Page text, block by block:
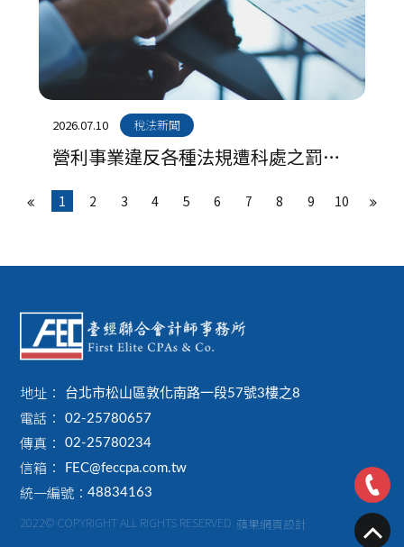
2026.07.10 稅法新聞
營利事業違反各種法規遭科處之罰
鍰，不得列報費用或損失
1 2 3 4 5 6 7 8 9 10
地址： 台北市松山區敦化南路一段57號3樓之8
電話： 02-25780657
傳真： 02-25780234
信箱： FEC@feccpa.com.tw
統一編號：48834163
2022© COPYRIGHT ALL RIGHTS RESERVED 蘋果網頁設計